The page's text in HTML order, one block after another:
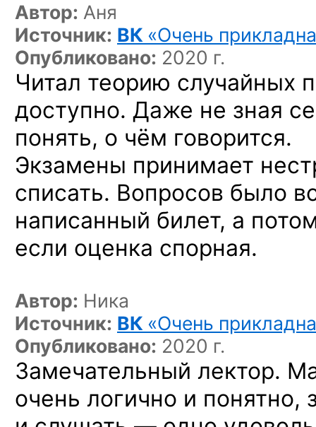
Автор: Аня
Источник: ВК «Очень
Опубликовано: 2020 г.
Читал теорию случайных
доступно. Даже не зная
понять, о чём говорится.
Экзамены принимает
списать. Вопросов было
написанный билет, а
если оценка спорная.
Автор: Ника
Источник: ВК «Очень
Опубликовано: 2020 г.
Замечательный лектор.
очень логично и понятно,